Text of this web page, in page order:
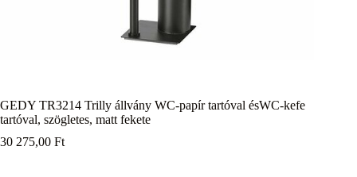
GEDY TR3214 Trilly állvány WC-papír tartóval ésWC-kefe
tartóval, szögletes, matt fekete
30 275,00 Ft